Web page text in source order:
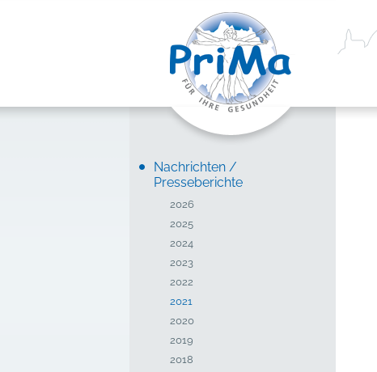
Nachrichten /
Presseberichte
2026
2025
2024
2023
2022
2021
2020
2019
2018